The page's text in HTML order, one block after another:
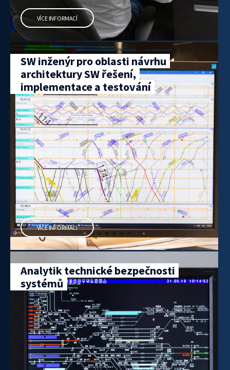
VÍCE INFORMACÍ
SW inženýr pro oblasti návrhu
architektury SW řešení,
implementace a testování
VÍCE INFORMACÍ
Analytik technické bezpečnosti
systémů